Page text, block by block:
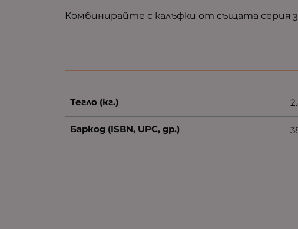
Комбинирайте с калъфки от същата серия
Тегло (кг.)
Баркод (ISBN, UPC, др.)